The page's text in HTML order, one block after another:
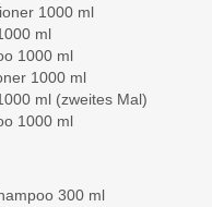
1000 ml
ml
1000 ml
1000 ml
ml (zweites Mal)
1000 ml
300 ml